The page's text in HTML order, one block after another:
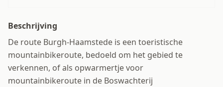
Beschrijving
De route Burgh-Haamstede is een toeristische
mountainbikeroute, bedoeld om het gebied te
verkennen, of als opwarmertje voor
mountainbikeroute in de Boswachterij